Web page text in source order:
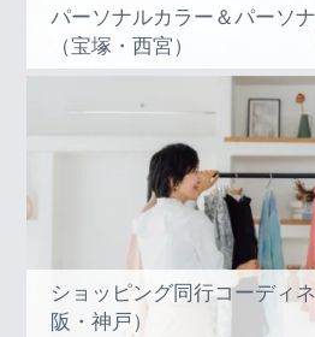
パーソナルカラー＆パーソ
（宝塚・西宮）
ショッピング同行コーディ
阪・神戸）